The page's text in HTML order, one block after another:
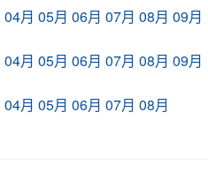
04月 05月 06月 07月 08月 09月
04月 05月 06月 07月 08月 09月
04月 05月 06月 07月 08月